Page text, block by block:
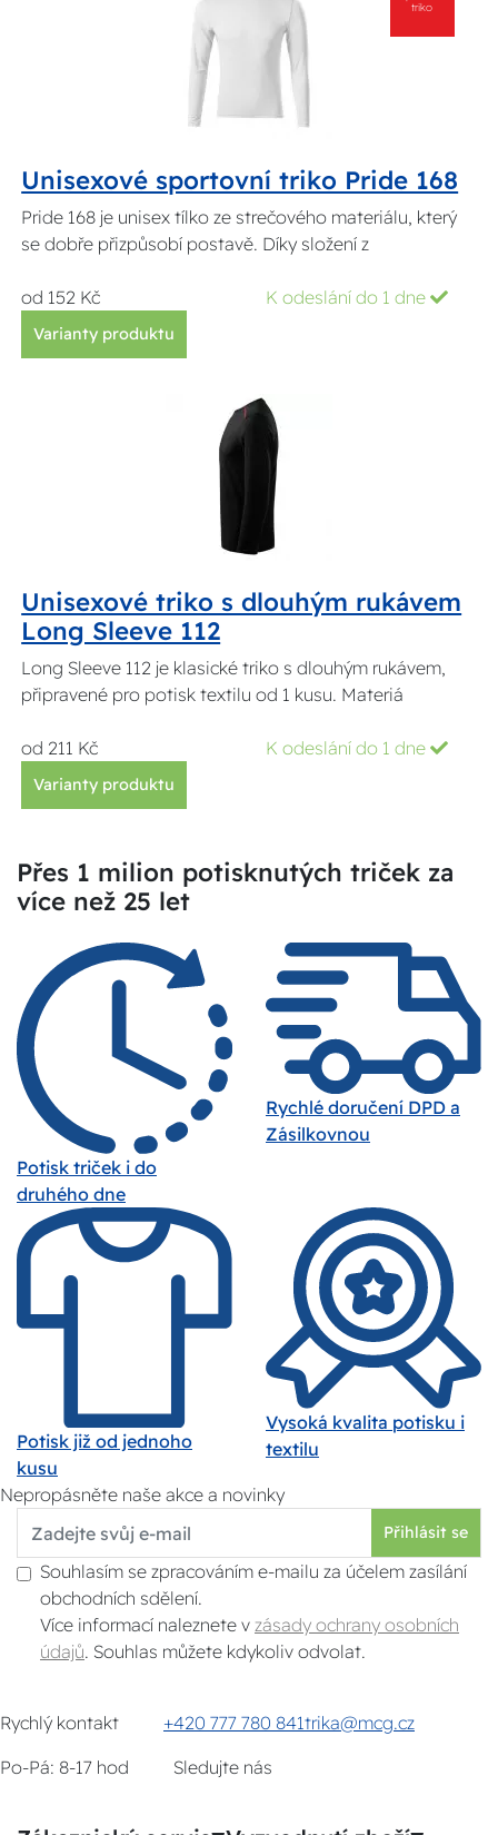
triko
Unisexové sportovní triko Pride 168
Pride 168 je unisex tílko ze strečového materiálu, který
se dobře přizpůsobí postavě. Díky složení z
od 152 Kč K odeslání do 1 dne
Varianty produktu
Unisexové triko s dlouhým rukávem
Long Sleeve 112
Long Sleeve 112 je klasické triko s dlouhým rukávem,
připravené pro potisk textilu od 1 kusu. Materiá
od 211 Kč K odeslání do 1 dne
Varianty produktu
Přes 1 milion potisknutých triček za
více než 25 let
Potisk triček i do
druhého dne
Rychlé doručení DPD a
Zásilkovnou
Potisk již od jednoho
kusu
Vysoká kvalita potisku i
textilu
Nepropásněte naše akce a novinky
Přihlásit se
Souhlasím se zpracováním e-mailu za účelem zasílání
obchodních sdělení.
Více informací naleznete v zásady ochrany osobních
údajů . Souhlas můžete kdykoliv odvolat.
Rychlý kontakt +420 777 780 841trika@mcg.cz
Po-Pá: 8-17 hod
Sledujte nás